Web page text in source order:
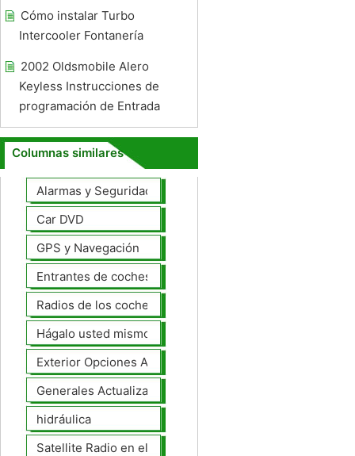
Cómo instalar Turbo
Intercooler Fontanería
2002 Oldsmobile Alero
Keyless Instrucciones de
programación de Entrada
Columnas similares
Alarmas y Seguridad
Car DVD
GPS y Navegación
Entrantes de coches
Radios de los coches
Hágalo usted mismo Mejoras Auto
Exterior Opciones Aftermarket
Generales Actualizaciones Auto
hidráulica
Satellite Radio en el tablero